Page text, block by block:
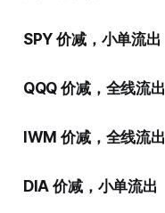
SPY 价减，小单流出
QQQ 价减，全线流出
IWM 价减，全线流出
DIA 价减，小单流出